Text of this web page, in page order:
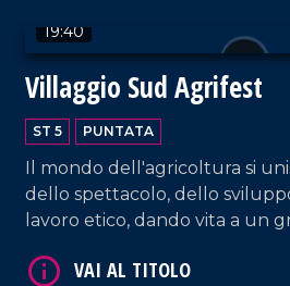
19:40
Villaggio Sud Agrifest
ST 5 PUNTATA
Il mondo dell'agricoltura si
dello spettacolo, dello
lavoro etico, dando vita a un
VAI AL TITOLO
VAI AL TITOLO